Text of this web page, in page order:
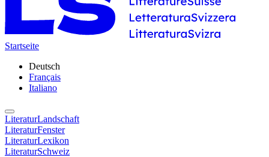
Startseite
Deutsch
Français
Italiano
LiteraturLandschaft
LiteraturFenster
LiteraturLexikon
LiteraturSchweiz